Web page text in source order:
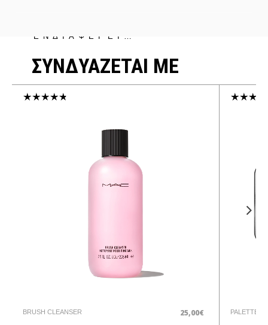
ΕΝΔΙΑΦΕΡΕΙ…
ΣΥΝΔΥΑΖΕΤΑΙ ΜΕ
BRUSH CLEANSER 25,00€ PALETTE